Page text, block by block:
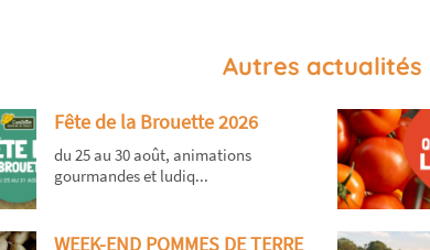
Autres actualités
Fête de la Brouette 2026
du 25 au 30 août, animations
gourmandes et ludiq...
WEEK-END POMMES DE TERRE